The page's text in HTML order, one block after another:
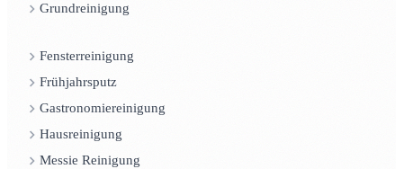
Grundreinigung
Fensterreinigung
Frühjahrsputz
Gastronomiereinigung
Hausreinigung
Messie Reinigung